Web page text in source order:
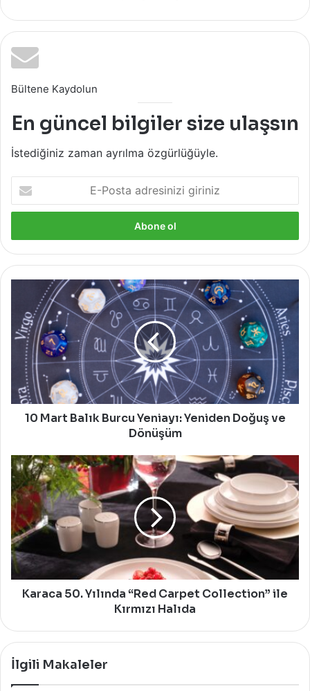
Bültene Kaydolun
En güncel bilgiler size ulaşsın
İstediğiniz zaman ayrılma özgürlüğüyle.
E-
Posta
adresinizi
Balık
Burcu
Yeniayı:
Yeniden
Doğuş
ve
Dönüşüm
10 Mart Balık Burcu Yeniayı: Yeniden Doğuş ve
Dönüşüm
Karaca
50.
Yılında
“Red
Carpet
Collection”
ile
Kırmızı
Halıda
Karaca 50. Yılında “Red Carpet Collection” ile
Kırmızı Halıda
İlgili Makaleler